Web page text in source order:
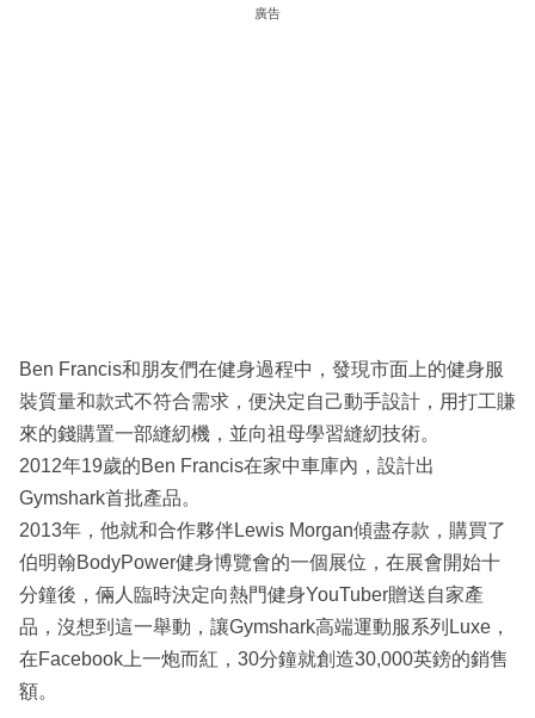
廣告
Ben Francis和朋友們在健身過程中，發現市面上的健身服
裝質量和款式不符合需求，便決定自己動手設計，用打工賺
來的錢購置一部縫紉機，並向祖母學習縫紉技術。
2012年19歲的Ben Francis在家中車庫內，設計出
Gymshark首批產品。
2013年，他就和合作夥伴Lewis Morgan傾盡存款，購買了
伯明翰BodyPower健身博覽會的一個展位，在展會開始十
分鐘後，倆人臨時決定向熱門健身YouTuber贈送自家產
品，沒想到這一舉動，讓Gymshark高端運動服系列Luxe，
在Facebook上一炮而紅，30分鐘就創造30,000英鎊的銷售
額。